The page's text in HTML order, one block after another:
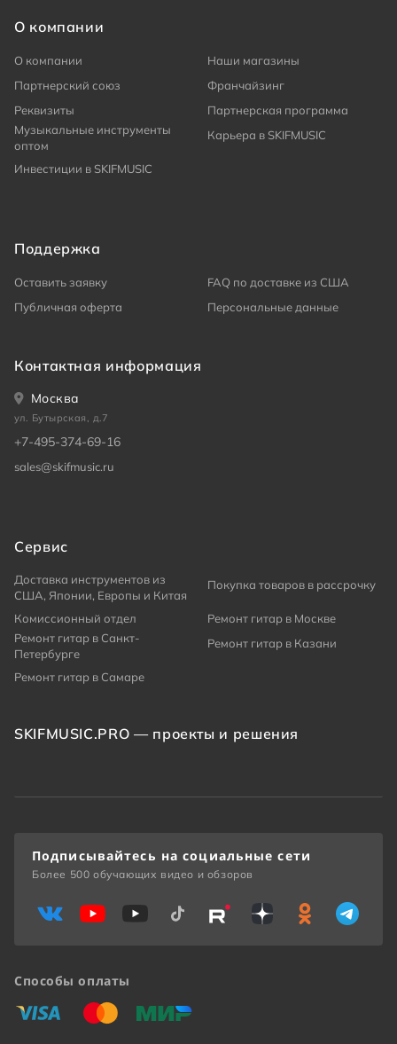
О компании
О компании
Наши магазины
Партнерский союз
Франчайзинг
Реквизиты
Партнерская программа
Музыкальные инструменты
оптом
Карьера в SKIFMUSIC
Инвестиции в SKIFMUSIC
Поддержка
Оставить заявку
FAQ по доставке из США
Публичная оферта
Персональные данные
Контактная информация
Москва
ул. Бутырская, д.7
+7-495-374-69-16
sales@skifmusic.ru
Сервис
Доставка инструментов из
США, Японии, Европы и Китая
Покупка товаров в рассрочку
Комиссионный отдел
Ремонт гитар в Москве
Ремонт гитар в Санкт-
Петербурге
Ремонт гитар в Казани
Ремонт гитар в Самаре
SKIFMUSIC.PRO — проекты и решения
Способы оплаты
«Виза» «Мастеркард»
«Мир»
Подписывайтесь на социальные сети
Более 500 обучающих видео и обзоров